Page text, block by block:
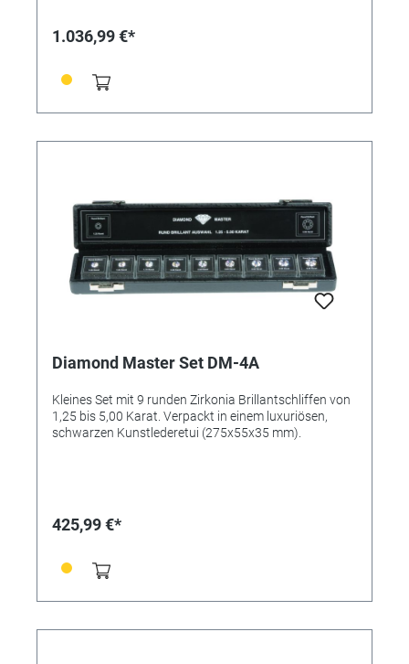
1.036,99 €*
Diamond Master Set DM-4A
Kleines Set mit 9 runden Zirkonia Brillantschliffen von
1,25 bis 5,00 Karat. Verpackt in einem luxuriösen,
schwarzen Kunstlederetui (275x55x35 mm).
425,99 €*